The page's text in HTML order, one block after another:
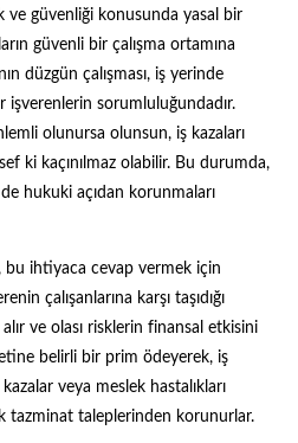
ve güvenliği konusunda yasal bir
güvenli bir çalışma ortamına
düzgün çalışması, iş yerinde
işverenlerin sorumluluğundadır.
olunursa olunsun, iş kazaları
ki kaçınılmaz olabilir. Bu durumda,
hukuki açıdan korunmaları
bu ihtiyaca cevap vermek için
çalışanlarına karşı taşıdığı
ve olası risklerin finansal etkisini
belirli bir prim ödeyerek, iş
veya meslek hastalıkları
tazminat taleplerinden korunurlar.